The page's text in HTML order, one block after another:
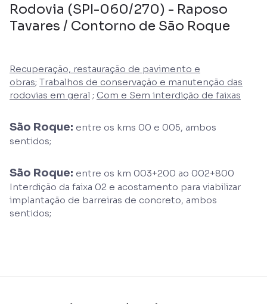
Rodovia (SPI-060/270) - Raposo
Tavares / Contorno de São Roque
Recuperação, restauração de pavimento e
obras; Trabalhos de conservação e manutenção das
rodovias em geral ; Com e Sem interdição de faixas
São Roque: entre os kms 00 e 005, ambos
sentidos;
São Roque: entre os km 003+200 ao 002+800
Interdição da faixa 02 e acostamento para viabilizar
implantação de barreiras de concreto, ambos
sentidos;